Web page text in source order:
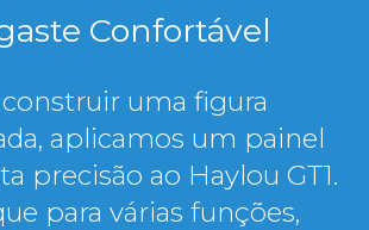
Confortável
construir uma figura
aplicamos um painel
precisão ao Haylou GT1.
para várias funções,